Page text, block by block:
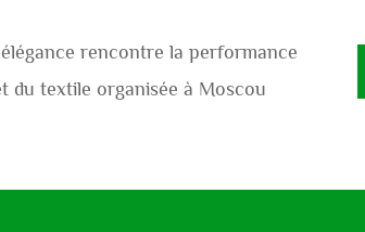
rencontre la performance
du textile organisée à Moscou